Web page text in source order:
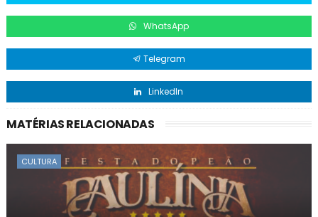
WhatsApp
Telegram
LinkedIn
MATÉRIAS RELACIONADAS
CULTURA